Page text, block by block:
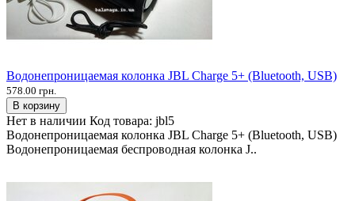
Водонепроницаемая колонка JBL Charge 5+ (Bluetooth, USB)
578.00 грн.
В корзину
Нет в наличии Код товара: jbl5
Водонепроницаемая колонка JBL Charge 5+ (Bluetooth, USB)
Водонепроницаемая беспроводная колонка J..